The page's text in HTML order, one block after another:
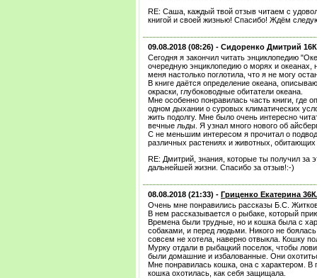
RE: Саша, каждый твой отзыв читаем с
книгой и своей жизнью! Спасибо! Ждём
09.08.2018 (08:26) - Сидоренко Дмитрий
Сегодня я закончил читать энциклопедию
очередную энциклопедию о морях и океанах,
меня настолько поглотила, что я не могу
В книге даётся определение океана,
окраски, глубоководные обитатели океана.
Мне особенно понравилась часть книги, где
одном дыхании о суровых климатических
жить подолгу. Мне было очень интересно
вечные льды. Я узнал много нового об
С не меньшим интересом я прочитал о
различных растениях и животных, обитающих
RE: Дмитрий, знания, которые ты получил за
дальнейшей жизни. Спасибо за отзыв!:-)
08.08.2018 (21:33) - Гриценко Екатерина
Очень мне понравились рассказы Б.С.
В нем рассказывается о рыбаке, который
Времена были трудные, но и кошка была с
собаками, и перед людьми. Никого не
совсем не хотела, наверно отвыкла. Кошку
Мурку отдали в рыбацкий поселок, чтобы
были домашние и избалованные. Они
Мне понравилась кошка, она с характером. В
кошка охотилась, как себя защищала.